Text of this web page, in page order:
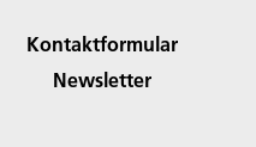
Kontaktformular
Newsletter